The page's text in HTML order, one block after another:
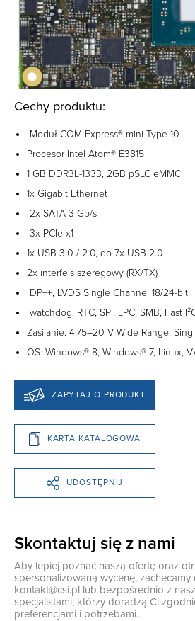
Cechy produktu:
Moduł COM Express® mini Type 10
Procesor Intel Atom® E3815
1 GB DDR3L-1333, 2GB pSLC eMMC
1x Gigabit Ethernet
2x SATA 3 Gb/s
3x PCIe x1
1x USB 3.0 / 2.0, do 7x USB 2.0
2x interfejs szeregowy (RX/TX)
DP++, LVDS Single Channel 18/24-bit
watchdog, RTC, SPI, LPC, SMB, Fast
Zasilanie: 4.75–20 V Wide Range,
OS: Windows® 8, Windows® 7, Linux,
ZAPYTAJ O PRODUKT
KARTA KATALOGOWA
UDOSTĘPNIJ
Skontaktuj się z nami
Aby lepiej poznać naszą ofertę oraz
spersonalizowaną wycenę,
kontakt@csi.pl lub bezpośrednio z
specjalistami, którzy doradzą Ci
preferencjami i potrzebami.